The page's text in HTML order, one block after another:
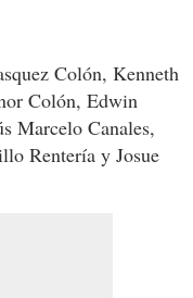
Colón, Kenneth
Colón, Edwin
Marcelo Canales,
Rentería y Josue